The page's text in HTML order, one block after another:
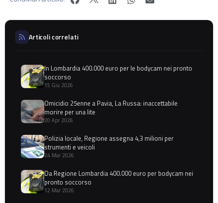
Articoli correlati
In Lombardia 400.000 euro per le bodycam nei pronto
soccorso
15 Giu 2026
Omicidio 25enne a Pavia, La Russa: inaccettabile
morire per una lite
20 Apr 2026
Polizia locale, Regione assegna 4,3 milioni per
strumenti e veicoli
24 Mar 2026
Da Regione Lombardia 400.000 euro per bodycam nei
pronto soccorso
12 Mar 2026